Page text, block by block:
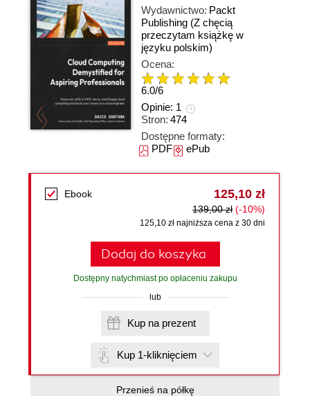
Wydawnictwo: Packt
Publishing (Z chęcią
przeczytam książkę w
języku polskim)
Ocena:
6.0/6
Opinie: 1
Stron: 474
Dostępne formaty:
PDFePub
Ebook 125,10 zł
139,00 zł (-10%)
125,10 zł najniższa cena z 30 dni
Dodaj do koszyka
Dostępny natychmiast po opłaceniu zakupu
lub
Kup na prezent
Kup 1-kliknięciem
Przenieś na półkę